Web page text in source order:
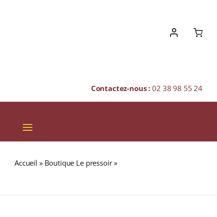
Contactez-nous :02 38 98 55 24
Toggle
Navigation
SPIRITUEUX
Accueil » Boutique Le pressoir»